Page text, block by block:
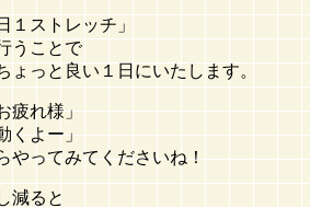
１ストレッチ」
うことで
ょっと良い１日にいたします。
疲れ様」
くよー」
やってみてくださいね！
減ると